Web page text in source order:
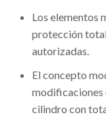
Los elementos
protección
autorizadas.
El concepto
modificaciones
cilindro con